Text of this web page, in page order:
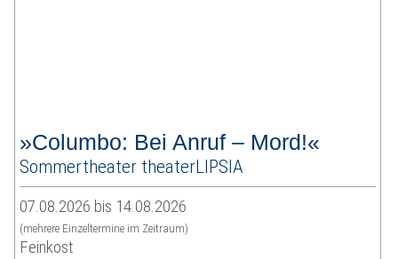
»Columbo: Bei Anruf – Mord!«
Sommertheater theaterLIPSIA
07.08.2026 bis 14.08.2026
(mehrere Einzeltermine im Zeitraum)
Feinkost